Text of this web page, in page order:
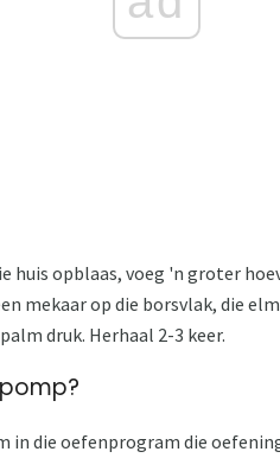
huis opblaas, voeg 'n groter
mekaar op die borsvlak, die
druk. Herhaal 2-3 keer.
in die oefenprogram die